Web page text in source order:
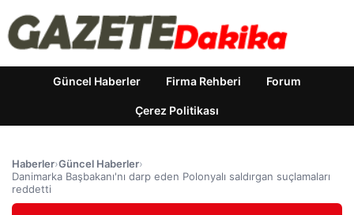
Güncel Haberler Firma Rehberi Forum
Çerez Politikası
Haberler›Güncel Haberler›
Danimarka Başbakanı'nı darp eden Polonyalı saldırgan suçlamaları
reddetti